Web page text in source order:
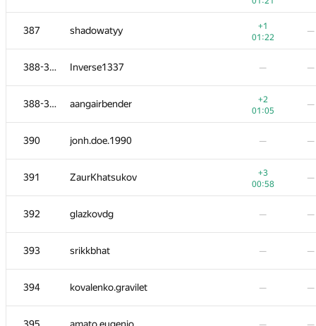
387 shadowatyy
+1
01:22
—
388-389 Inverse1337 — —
388-389 aangairbender
+2
01:05
—
390 jonh.doe.1990 — —
391 ZaurKhatsukov
+3
00:58
—
392 glazkovdg — —
393 srikkbhat — —
394 kovalenko.gravilet — —
370 Taras Panychok
−22
01:38
371 vadim.r3
01:39
ybegator
−6
01:36
LichSandroLives
01:37
374 kulkov.oleksandr
+2
00:31
375 stepanov2000nikita
376 Evgeny Dorokhov
377 Роман Спиркин
378